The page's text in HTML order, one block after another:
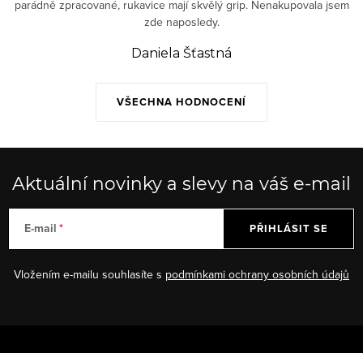
VŠECHNA HODNOCENÍ
parádně zpracované, rukavice mají skvělý grip. Nenakupovala jsem
zde naposledy.
Daniela Šťastná
Aktuální novinky a slevy na váš e-mail
E-mail
Vložením e-mailu souhlasíte s podmínkami ochrany osobních údajů
PŘIHLÁSIT SE